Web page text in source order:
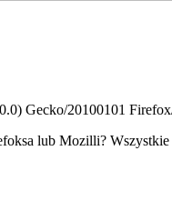
Gecko/20100101
lub Mozilli?